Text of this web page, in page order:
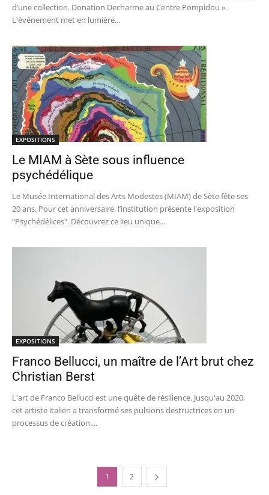
d’une collection. Donation Decharme au Centre Pompidou ».
L'événement met en lumière...
EXPOSITIONS
Le MIAM à Sète sous influence
psychédélique
Le Musée International des Arts Modestes (MIAM) de Sète fête ses
20 ans. Pour cet anniversaire, l’institution présente l'exposition
"Psychédélices". Découvrez ce lieu unique...
EXPOSITIONS
Franco Bellucci, un maître de l’Art brut chez
Christian Berst
L'art de Franco Bellucci est une quête de résilience. Jusqu'au 2020,
cet artiste italien a transformé ses pulsions destructrices en un
processus de création....
1 2